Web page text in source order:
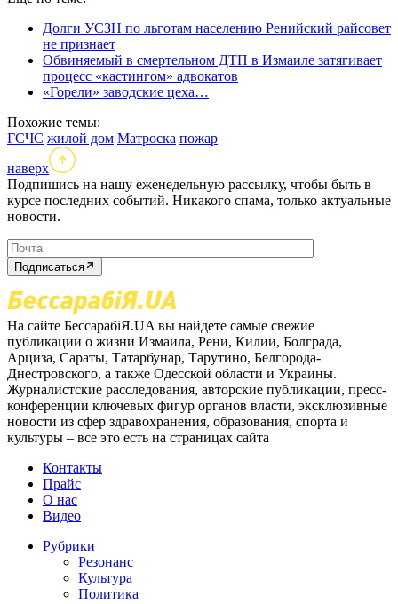
Долги УСЗН по льготам населению Ренийский райсовет
не признает
Обвиняемый в смертельном ДТП в Измаиле затягивает
процесс «кастингом» адвокатов
«Горели» заводские цеха…
Похожие темы:
ГСЧС жилой дом Матроска пожар
наверх
Подпишись на нашу еженедельную рассылку, чтобы быть в
курсе последних событий. Никакого спама, только актуальные
новости.
Подписаться
На сайте БессарабіЯ.UA вы найдете самые свежие
публикации о жизни Измаила, Рени, Килии, Болграда,
Арциза, Сараты, Татарбунар, Тарутино, Белгорода-
Днестровского, а также Одесской области и Украины.
Журналистские расследования, авторские публикации, пресс-
конференции ключевых фигур органов власти, эксклюзивные
новости из сфер здравохранения, образования, спорта и
культуры – все это есть на страницах сайта
Контакты
Прайс
О нас
Видео
Рубрики
Резонанс
Культура
Политика